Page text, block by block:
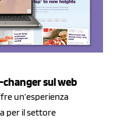
changer sul web
un’esperienza
per il settore